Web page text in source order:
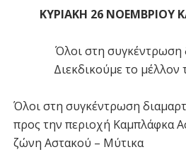
ΚΥΡΙΑΚΗ 26 ΝΟΕΜΒΡΙΟΥ
Όλοι στη συγκέντρωση
Διεκδικούμε το μέλλον
Όλοι στη συγκέντρωση
προς την περιοχή Καμπλάφκα
ζώνη Αστακού – Μύτικα